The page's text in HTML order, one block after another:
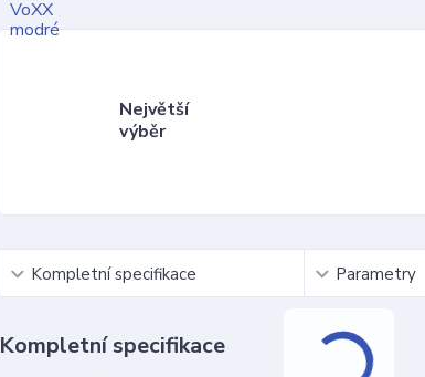
Největší
výběr
Kompletní specifikace Parametry
Kompletní specifikace